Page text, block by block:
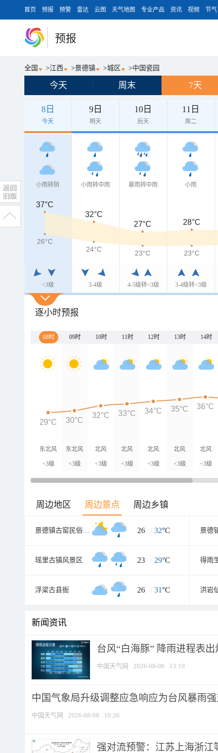
首页 预报 预警 雷达 云图 天气地图 专业产品 资讯 视频 节气
预报
全国 >江西 >景德镇 >城区 >中国瓷园
今天 周末 7天
8日
今天
9日
明天
10日
后天
11日
周二
小雨转阴
<3级
小雨转中雨
3-4级
暴雨转中雨
4-5级转<3级
小雨
3-4级转<3级
37°C
32°C
27°C
28°C
26°C
24°C
23°C 23°C
逐小时预报
08时 09时 10时 11时 12时 13时 14时
东北风
<3级
东北风
<3级
北风
<3级
北风
<3级
北风
<3级
北风
<3级
北风
<3级
29°C 30°C
32°C 33°C 34°C 35°C 36°C
周边地区 周边景点 周边乡镇
景德镇古窑民俗博览区 26 / 32°C 景德
瑶里古镇风景区 23 / 29°C 得雨
浮梁古县衙 26 / 31°C 洪岩
新闻资讯
台风“白海豚” 降雨进程表
中国天气网 2026-08-08 13:19
中国气象局升级调整应急响应为台风暴雨
中国天气网 2026-08-08 10:26
强对流预警：江苏上海浙江